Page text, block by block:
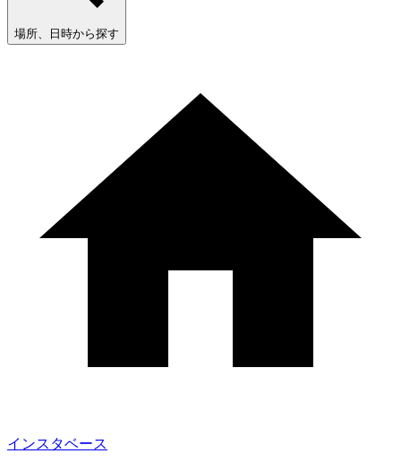
場所、日時から探す
インスタベース